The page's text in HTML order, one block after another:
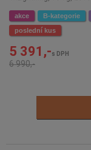
akce B-kategorie
poslední kus
5 391,-s DPH
6 990,-